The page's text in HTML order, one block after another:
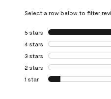
Select a row below to filter
5 stars stars
4 stars stars
3 stars stars
2 stars stars
1 star stars